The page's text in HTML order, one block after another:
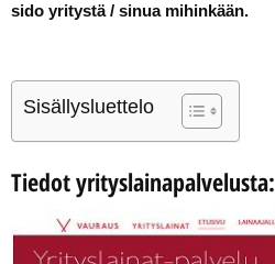
sido yritystä / sinua mihinkään.
Sisällysluettelo
Tiedot yrityslainapalvelusta: